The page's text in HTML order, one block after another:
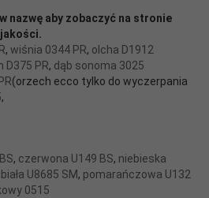
nazwę aby zobaczyć na stronie
, wiśnia 0344 PR, olcha D1912
D375 PR, dąb sonoma 3025
(orzech ecco tylko do wyczerpania
,
, czerwona U149 BS, niebieska
biała U8685 SM, pomarańczowa U132
0515